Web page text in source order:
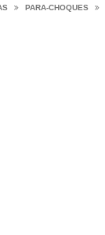
PARA-CHOQUES